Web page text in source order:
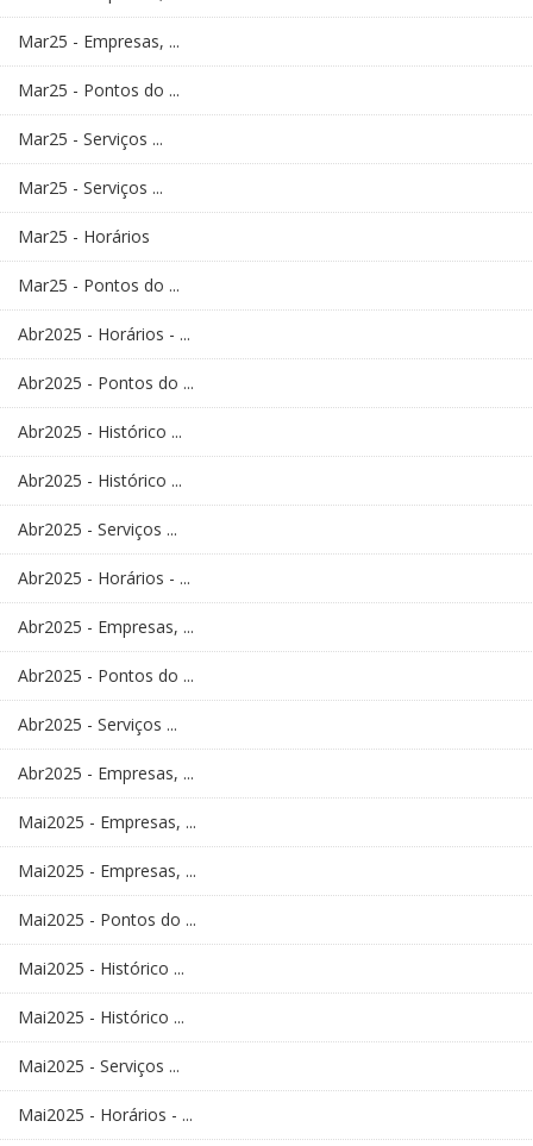
Mar25 - Empresas, ...
Mar25 - Pontos do ...
Mar25 - Serviços ...
Mar25 - Serviços ...
Mar25 - Horários
Mar25 - Pontos do ...
Abr2025 - Horários - ...
Abr2025 - Pontos do ...
Abr2025 - Histórico ...
Abr2025 - Histórico ...
Abr2025 - Serviços ...
Abr2025 - Horários - ...
Abr2025 - Empresas, ...
Abr2025 - Pontos do ...
Abr2025 - Serviços ...
Abr2025 - Empresas, ...
Mai2025 - Empresas, ...
Mai2025 - Empresas, ...
Mai2025 - Pontos do ...
Mai2025 - Histórico ...
Mai2025 - Histórico ...
Mai2025 - Serviços ...
Mai2025 - Horários - ...